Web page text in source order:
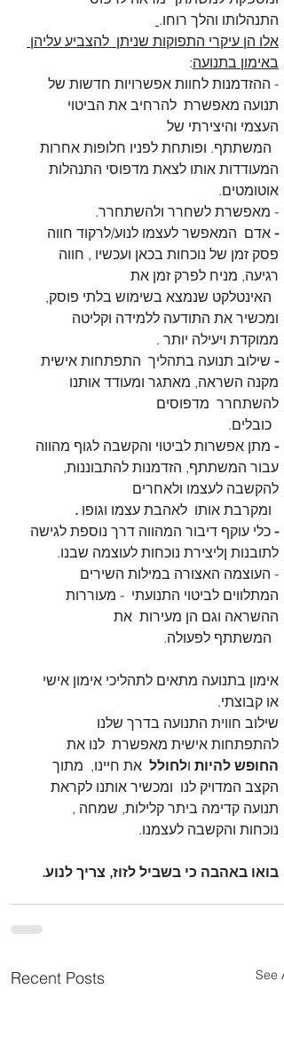
התנהלותו והלך רוחו.
אלו הן עיקרי התפוקות שניתן  להצביע עליהן
באימון בתנועה:
- ההזדמנות לחוות אפשרויות חדשות של
תנועה מאפשרת  להרחיב את הביטוי
העצמי והיצירתי של
  המשתתף. ופותחת לפניו חלופות אחרות
המעודדות אותו לצאת מדפוסי התנהלות
אוטומטים.
- מאפשרת לשחרר ולהשתחרר.
- אדם  המאפשר לעצמו לנוע/לרקוד חווה
פסק זמן של נוכחות בכאן ועכשיו , חווה
רגיעה, מניח לפרק זמן את
  האינטלקט שנמצא בשימוש בלתי פוסק,
ומכשיר את התודעה ללמידה וקליטה
ממוקדת ויעילה יותר .
- שילוב תנועה בתהליך  התפתחות אישית
מקנה השראה, מאתגר ומעודד אותנו
להשתחרר  מדפוסים
- מתן אפשרות לביטוי והקשבה לגוף מהווה
עבור המשתתף, הזדמנות להתבוננות,
להקשבה לעצמו ולאחרים
.
- כלי עוקף דיבור המהווה דרך נוספת לגישה
לתובנות ןליצירת נוכחות לעוצמה שבנו.
- העוצמה האצורה במילות השירים
המתלווים לביטוי התנועתי  - מעוררות
ההשראה וגם הן מעירות  את
אימון בתנועה מתאים לתהליכי אימון אישי
או קבוצתי.
שילוב חווית התנועה בדרך שלנו
להתפתחות אישית מאפשרת  לנו את
החופש להיות ולחולל
  את חיינו,  מתוך
הקצב המדויק לנו  ומכשיר אותנו לקראת
תנועה קדימה ביתר קלילות, שמחה ,
נוכחות והקשבה לעצמנו.
בואו באהבה כי בשביל לזוז, צריך לנוע.
Recent Posts See